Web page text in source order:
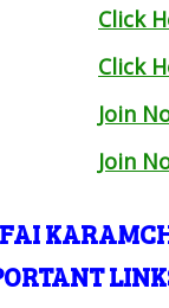
Click
Click
Join
Join